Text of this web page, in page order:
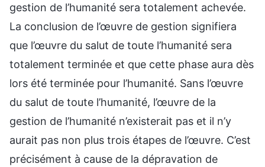
gestion de l’humanité sera totalement achevée.
La conclusion de l’œuvre de gestion signifiera
que l’œuvre du salut de toute l’humanité sera
totalement terminée et que cette phase aura dès
lors été terminée pour l’humanité. Sans l’œuvre
du salut de toute l’humanité, l’œuvre de la
gestion de l’humanité n’existerait pas et il n’y
aurait pas non plus trois étapes de l’œuvre. C’est
précisément à cause de la dépravation de